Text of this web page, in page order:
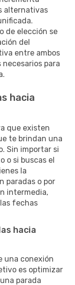
alternativas
de elección se
del
entre ambos
para
hacia
que existen
te brindan una
Sin importar si
o si buscas el
la
paradas o por
intermedia,
fechas
hacia
una conexión
es optimizar
parada